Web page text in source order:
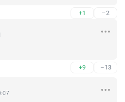
+1 –2
+9 –13